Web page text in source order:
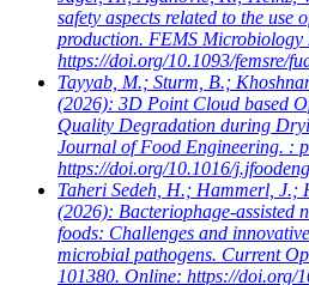
safety aspects related to the use
production. FEMS Microbiology
https://doi.org/10.1093/femsre/
Tayyab, M.; Sturm, B.;
(2026): 3D Point Cloud based
Quality Degradation during
Journal of Food Engineering. :
https://doi.org/10.1016/
Taheri Sedeh, H.; Hammerl, J.;
(2026): Bacteriophage-assisted
foods: Challenges and
microbial pathogens. Current
101380. Online: https://doi.org/